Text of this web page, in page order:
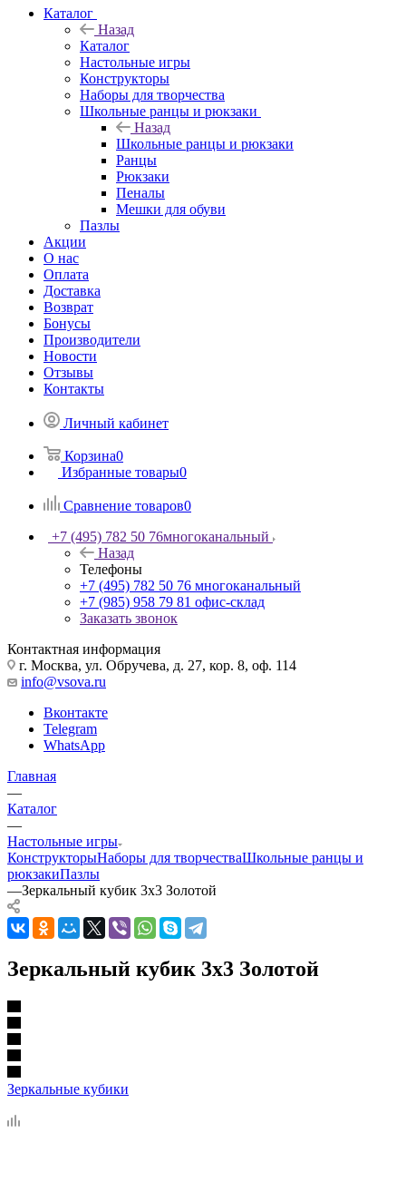
Каталог
Назад
Каталог
Настольные игры
Конструкторы
Наборы для творчества
Школьные ранцы и рюкзаки
Назад
Школьные ранцы и рюкзаки
Ранцы
Рюкзаки
Пеналы
Мешки для обуви
Пазлы
Акции
О нас
Оплата
Доставка
Возврат
Бонусы
Производители
Новости
Отзывы
Контакты
Личный кабинет
Корзина0
Избранные товары0
Сравнение товаров0
+7 (495) 782 50 76многоканальный
Назад
Телефоны
+7 (495) 782 50 76 многоканальный
+7 (985) 958 79 81 офис-склад
Заказать звонок
Контактная информация
г. Москва, ул. Обручева, д. 27, кор. 8, оф. 114
info@vsova.ru
Вконтакте
Telegram
WhatsApp
Главная
—
Каталог
—
Настольные игры
КонструкторыНаборы для творчестваШкольные ранцы и
рюкзакиПазлы
—Зеркальный кубик 3x3 Золотой
Зеркальный кубик 3x3 Золотой
Зеркальные кубики